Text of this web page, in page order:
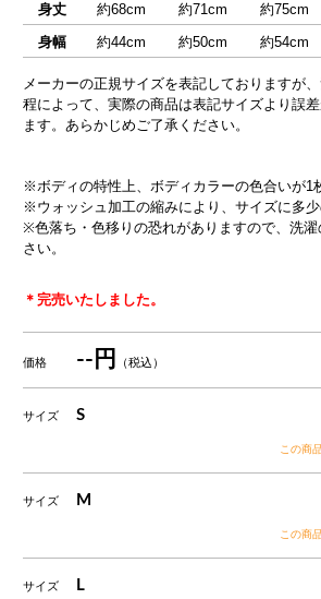
身丈
約68cm 約71cm 約75cm
身幅
約44cm 約50cm 約54cm
メーカーの正規サイズを表記しておりますが
程によって、実際の商品は表記サイズより誤
ます。あらかじめご了承ください。
※ボディの特性上、ボディカラーの色合いが1
※ウォッシュ加工の縮みにより、サイズに多少
※色落ち・色移りの恐れがありますので、洗
さい。
＊完売いたしました。
価格 --円 （税込）
サイズ S
この商
サイズ M
この商
サイズ L